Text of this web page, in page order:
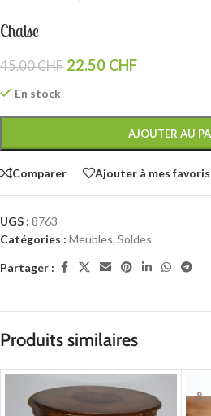
Chaise
45.00CHF 22.50 CHF
En stock
AJOUTER AU
Comparer Ajouter à mes favoris
UGS : 8763
Catégories : Meubles, Soldes
Partager :
Produits similaires